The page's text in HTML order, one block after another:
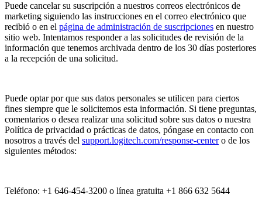
Puede cancelar su suscripción a nuestros correos electrónicos de
marketing siguiendo las instrucciones en el correo electrónico que
recibió o en el página de administración de suscripciones en nuestro
sitio web. Intentamos responder a las solicitudes de revisión de la
información que tenemos archivada dentro de los 30 días posteriores
a la recepción de una solicitud.
Puede optar por que sus datos personales se utilicen para ciertos
fines siempre que le solicitemos esta información. Si tiene preguntas,
comentarios o desea realizar una solicitud sobre sus datos o nuestra
Política de privacidad o prácticas de datos, póngase en contacto con
nosotros a través del support.logitech.com/response-centero de los
siguientes métodos:
Teléfono: +1 646-454-3200 o línea gratuita +1 866 632 5644